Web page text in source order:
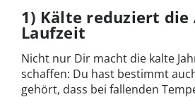
1) Kälte reduziert die
Laufzeit
Nicht nur Dir macht die kalte
schaffen: Du hast bestimmt
gehört, dass bei fallenden